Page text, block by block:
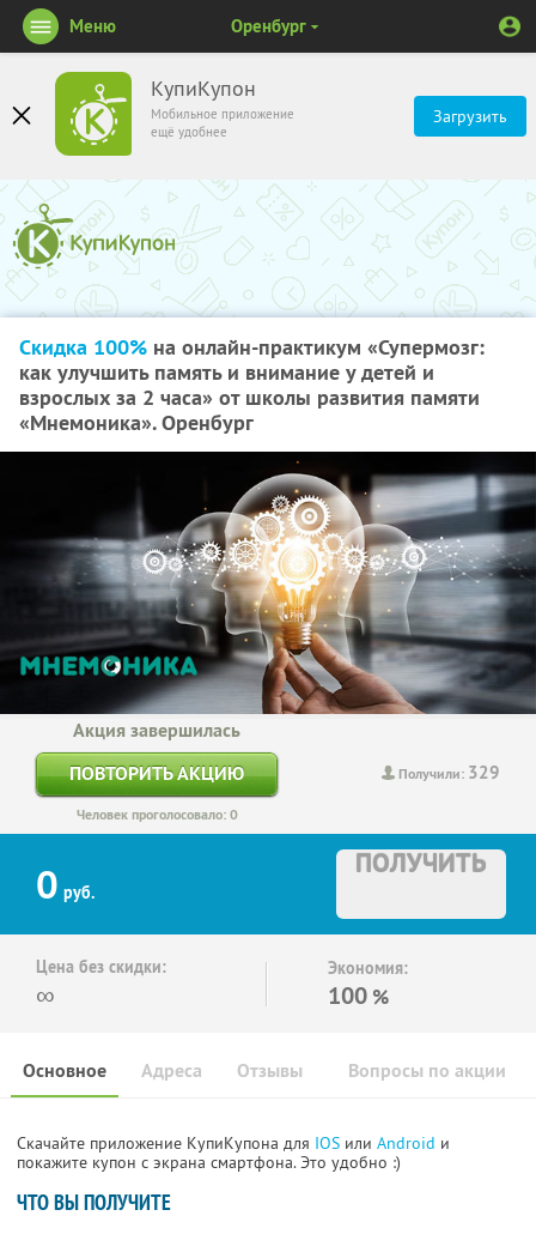
КупиКупон
Мобильное приложение
ещё удобнее
Загрузить
Меню Оренбург
Скидка 100% на онлайн-практикум «Супермозг:
как улучшить память и внимание у детей и
взрослых за 2 часа» от школы развития памяти
«Мнемоника». Оренбург
Получили: 329
Акция завершилась
ПОВТОРИТЬ АКЦИЮ
Человек проголосовало: 0
0 руб.
ПОЛУЧИТЬ
Цена без скидки:
∞
Экономия:
100 %
Основное Отзывы Вопросы по акции
Адреса
Скачайте приложение КупиКупона для IOS или Android и
покажите купон с экрана смартфона. Это удобно :)
ЧТО ВЫ ПОЛУЧИТЕ